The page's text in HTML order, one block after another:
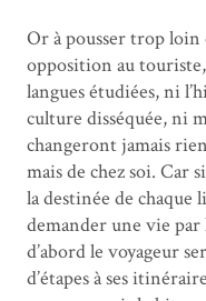
Or à pousser trop
opposition au
langues étudiées, ni
culture disséquée, ni
changeront jamais rien
mais de chez soi. Car
la destinée de chaque
demander une vie par
d’abord le voyageur
d’étapes à ses